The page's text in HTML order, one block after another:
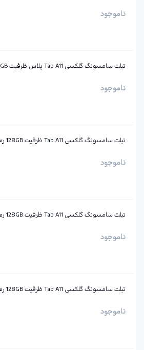
ناموجود
تبلت سامسونگ گلکسی Tab A11 پلاس ظرفیت 128GB رم 6GB
ناموجود
تبلت سامسونگ گلکسی Tab A11 ظرفیت 128GB رم 8GB
ناموجود
تبلت سامسونگ گلکسی Tab A11 ظرفیت 128GB رم 6GB
ناموجود
تبلت سامسونگ گلکسی Tab A11 ظرفیت 128GB رم 4GB
ناموجود